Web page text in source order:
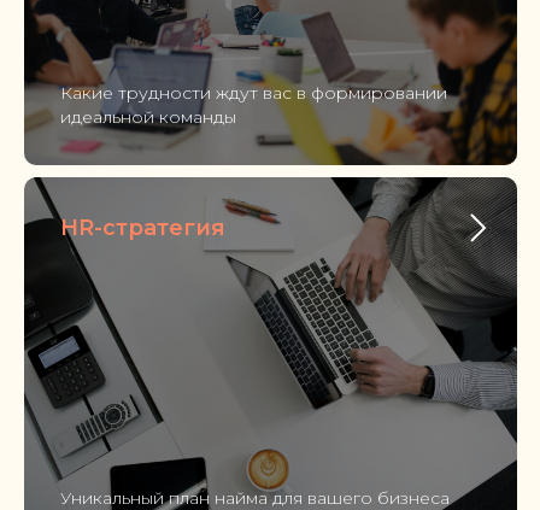
Какие трудности ждут вас в формировании
идеальной команды
HR-стратегия
Уникальный план найма для вашего бизнеса